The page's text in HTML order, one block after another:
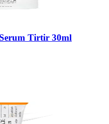
Tirtir 30ml